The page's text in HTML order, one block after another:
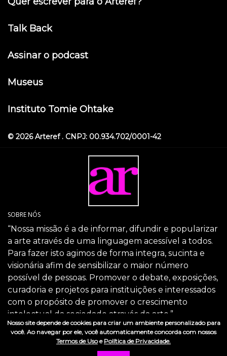
Talk Back
Assinar o podcast
Museus
Instituto Tomie Ohtake
© 2026 Arteref . CNPJ: 00.934.702/0001-42
SOBRE NÓS
“Nossa missão é a de informar, difundir e popularizar
a arte através de uma linguagem acessível a todos.
Para fazer isto agimos de forma integra, sucinta e
visionária afim de sensibilizar o maior número
possível de pessoas. Promover o debate, exposições,
curadoria e projetos para instituições e interessados
com o propósito de promover o crescimento
intelectual da sociedade através da arte.”
SIGA-NOS
Nosso site depende de cookies para criar um ambiente personalizado para
você. Ao navegar por ele, você automaticamente concorda com nossos
Termos de Usoe Política de Privacidade.